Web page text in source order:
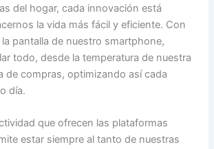
del hogar, cada innovación está
la vida más fácil y eficiente. Con
pantalla de nuestro smartphone,
todo, desde la temperatura de nuestra
de compras, optimizando así cada
día.
que ofrecen las plataformas
estar siempre al tanto de nuestras